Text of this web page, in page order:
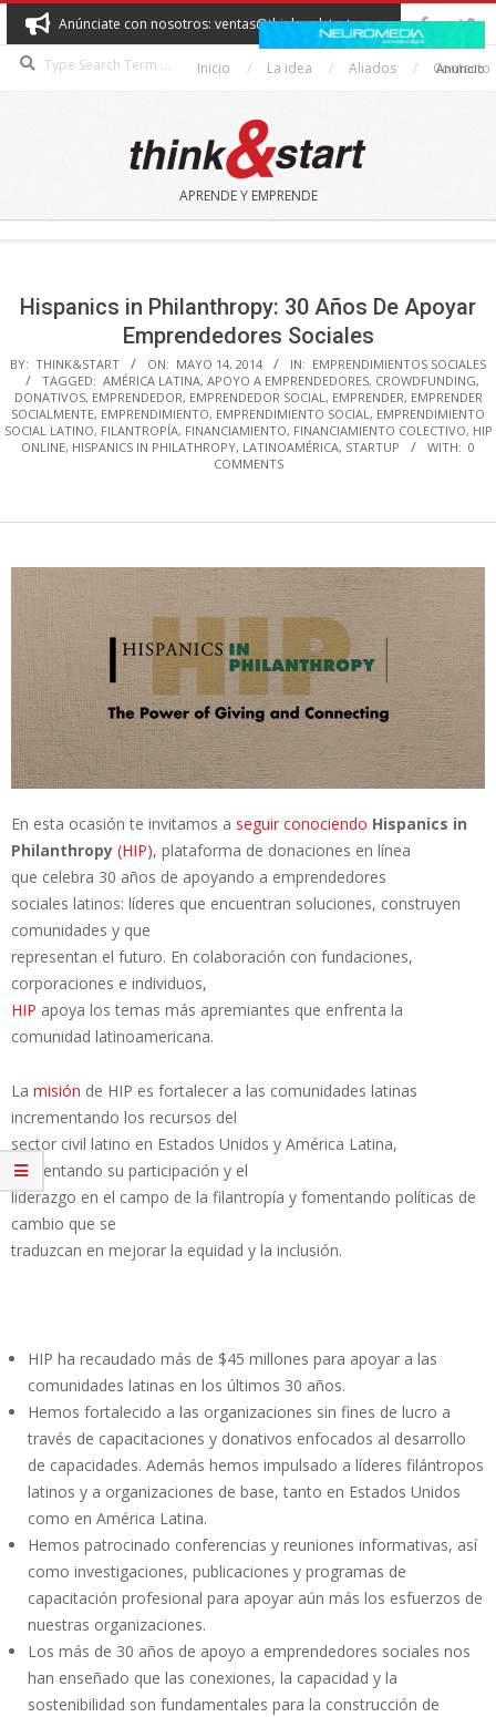
Skip
to
content
Anúnciate con nosotros: ventas@thinkandstart.com
Inicio La idea Aliados Contacto
THINK&START
APRENDE Y EMPRENDE
Anuncio
Hispanics in Philanthropy: 30 Años De Apoyar
Emprendedores Sociales
BY: THINK&START ON: MAYO 14, 2014 IN: EMPRENDIMIENTOS SOCIALES
TAGGED: AMÉRICA LATINA, APOYO A EMPRENDEDORES, CROWDFUNDING,
DONATIVOS, EMPRENDEDOR, EMPRENDEDOR SOCIAL, EMPRENDER, EMPRENDER
SOCIALMENTE, EMPRENDIMIENTO, EMPRENDIMIENTO SOCIAL, EMPRENDIMIENTO
SOCIAL LATINO, FILANTROPÍA, FINANCIAMIENTO, FINANCIAMIENTO COLECTIVO, HIP
ONLINE, HISPANICS IN PHILATHROPY, LATINOAMÉRICA, STARTUP WITH: 0
COMMENTS
En esta ocasión te invitamos a seguir conociendo Hispanics in
Philanthropy (HIP), plataforma de donaciones en línea
que celebra 30 años de apoyando a emprendedores
sociales latinos: líderes que encuentran soluciones, construyen
comunidades y que
representan el futuro. En colaboración con fundaciones,
corporaciones e individuos,
HIP apoya los temas más apremiantes que enfrenta la
comunidad latinoamericana.
La misión de HIP es fortalecer a las comunidades latinas
incrementando los recursos del
sector civil latino en Estados Unidos y América Latina,
aumentando su participación y el
liderazgo en el campo de la filantropía y fomentando políticas de
cambio que se
traduzcan en mejorar la equidad y la inclusión.
HIP ha recaudado más de $45 millones para apoyar a las
comunidades latinas en los últimos 30 años.
Hemos fortalecido a las organizaciones sin fines de lucro a
través de capacitaciones y donativos enfocados al desarrollo
de capacidades. Además hemos impulsado a líderes filántropos
latinos y a organizaciones de base, tanto en Estados Unidos
como en América Latina.
Hemos patrocinado conferencias y reuniones informativas, así
como investigaciones, publicaciones y programas de
capacitación profesional para apoyar aún más los esfuerzos de
nuestras organizaciones.
Los más de 30 años de apoyo a emprendedores sociales nos
han enseñado que las conexiones, la capacidad y la
sostenibilidad son fundamentales para la construcción de